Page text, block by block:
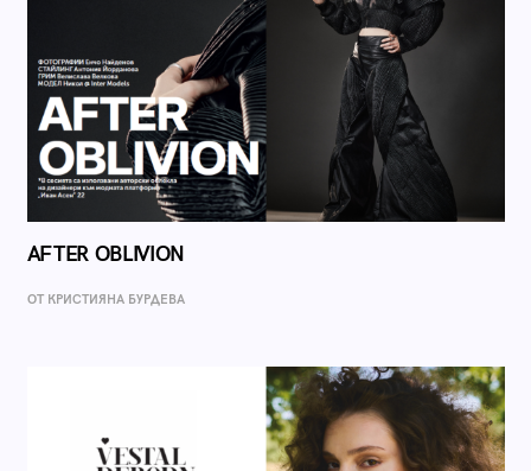
AFTER OBLIVION
ОТ КРИСТИЯНА БУРДЕВА